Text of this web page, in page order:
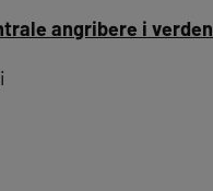
angribere i verden